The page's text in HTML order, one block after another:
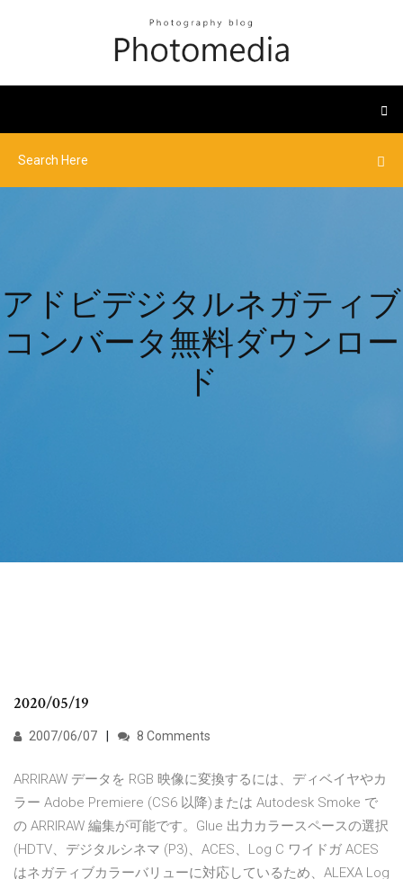
アドビデジタルネガティブ
コンバータ無料ダウンロー
ド
2020/05/19
2007/06/07 8 Comments
ARRIRAW データを RGB 映像に変換するには、ディベイヤやカ
ラー Adobe Premiere (CS6 以降)または Autodesk Smoke で
の ARRIRAW 編集が可能です。Glue 出力カラースペースの選択
(HDTV、デジタルシネマ (P3)、ACES、Log C ワイドガ ACES
はネガティブカラーバリューに対応しているため、ALEXA Log